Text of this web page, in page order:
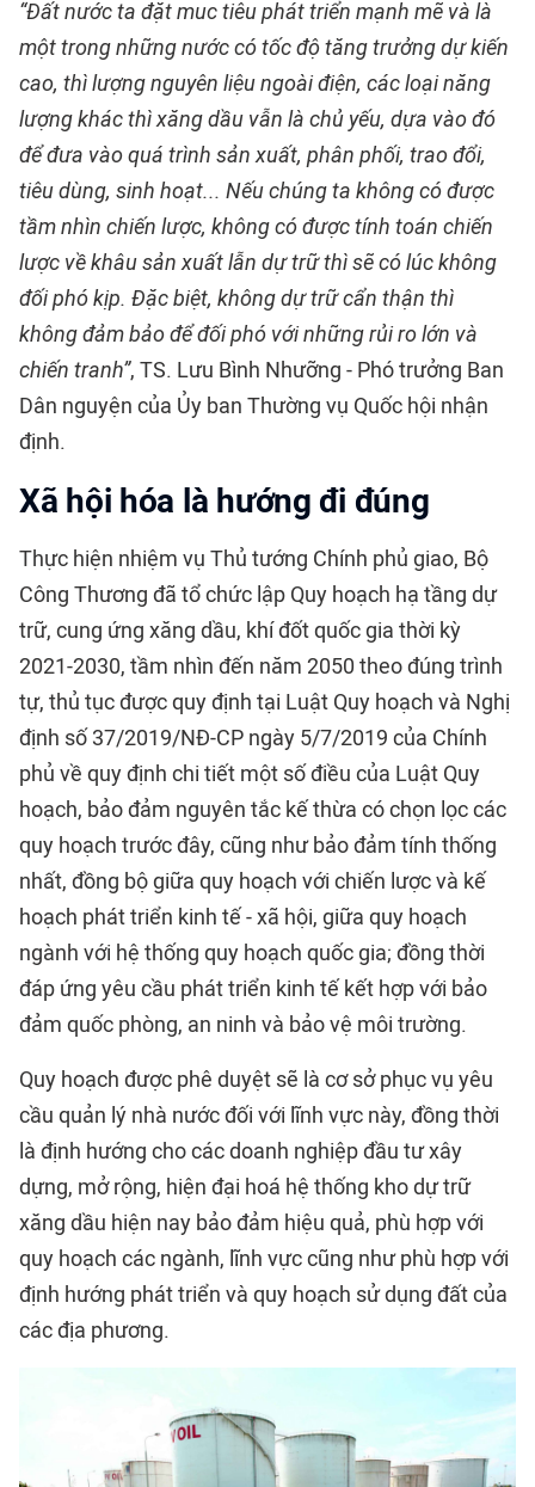
“Đất nước ta đặt muc tiêu phát triển mạnh mẽ và là
một trong những nước có tốc độ tăng trưởng dự kiến
cao, thì lượng nguyên liệu ngoài điện, các loại năng
lượng khác thì xăng dầu vẫn là chủ yếu, dựa vào đó
để đưa vào quá trình sản xuất, phân phối, trao đổi,
tiêu dùng, sinh hoạt... Nếu chúng ta không có được
tầm nhìn chiến lược, không có được tính toán chiến
lược về khâu sản xuất lẫn dự trữ thì sẽ có lúc không
đối phó kịp. Đặc biệt, không dự trữ cẩn thận thì
không đảm bảo để đối phó với những rủi ro lớn và
chiến tranh”, TS. Lưu Bình Nhưỡng - Phó trưởng Ban
Dân nguyện của Ủy ban Thường vụ Quốc hội nhận
định.
Xã hội hóa là hướng đi đúng
Thực hiện nhiệm vụ Thủ tướng Chính phủ giao, Bộ
Công Thương đã tổ chức lập Quy hoạch hạ tầng dự
trữ, cung ứng xăng dầu, khí đốt quốc gia thời kỳ
2021-2030, tầm nhìn đến năm 2050 theo đúng trình
tự, thủ tục được quy định tại Luật Quy hoạch và Nghị
định số 37/2019/NĐ-CP ngày 5/7/2019 của Chính
phủ về quy định chi tiết một số điều của Luật Quy
hoạch, bảo đảm nguyên tắc kế thừa có chọn lọc các
quy hoạch trước đây, cũng như bảo đảm tính thống
nhất, đồng bộ giữa quy hoạch với chiến lược và kế
hoạch phát triển kinh tế - xã hội, giữa quy hoạch
ngành với hệ thống quy hoạch quốc gia; đồng thời
đáp ứng yêu cầu phát triển kinh tế kết hợp với bảo
đảm quốc phòng, an ninh và bảo vệ môi trường.
Quy hoạch được phê duyệt sẽ là cơ sở phục vụ yêu
cầu quản lý nhà nước đối với lĩnh vực này, đồng thời
là định hướng cho các doanh nghiệp đầu tư xây
dựng, mở rộng, hiện đại hoá hệ thống kho dự trữ
xăng dầu hiện nay bảo đảm hiệu quả, phù hợp với
quy hoạch các ngành, lĩnh vực cũng như phù hợp với
định hướng phát triển và quy hoạch sử dụng đất của
các địa phương.